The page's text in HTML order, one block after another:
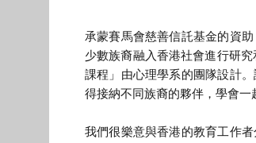
承蒙賽馬會慈善信託基金的資
少數族裔融入香港社會進行研
課程」由心理學系的團隊設計
得接納不同族裔的夥伴，學會一
我們很樂意與香港的教育工作